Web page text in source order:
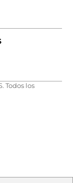
Todos los